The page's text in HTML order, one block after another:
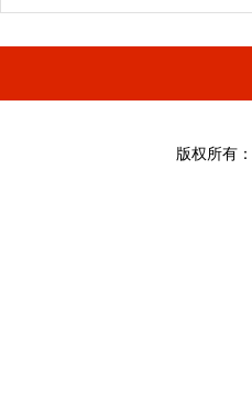
版权所有：